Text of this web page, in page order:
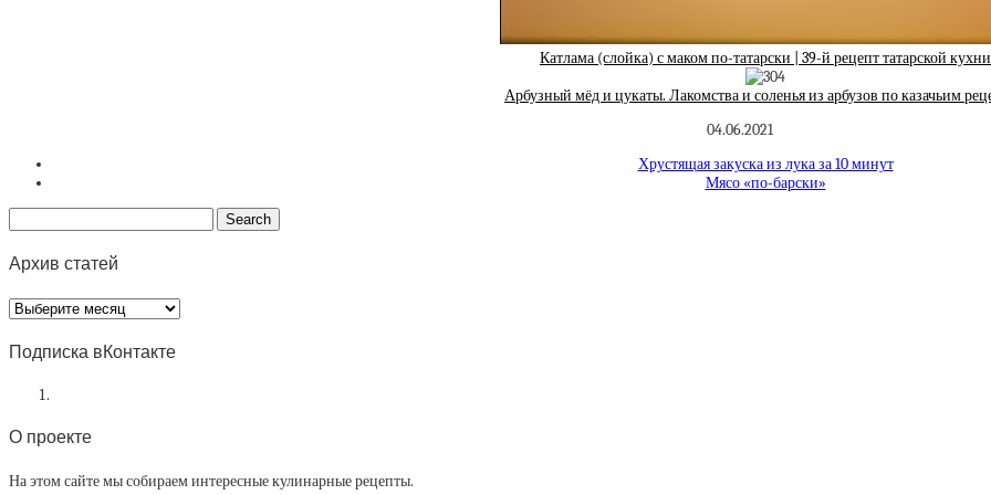
Катлама (слойка) с маком по-татарски | 39-й рецепт татарской кухни
Арбузный мёд и цукаты. Лакомства и соленья из арбузов по казачьим
04.06.2021
Хрустящая закуска из лука за 10 минут
Мясо «по-барски»
Архив статей
Архив
статей
Подписка вКонтакте
О проекте
На этом сайте мы собираем интересные кулинарные рецепты.